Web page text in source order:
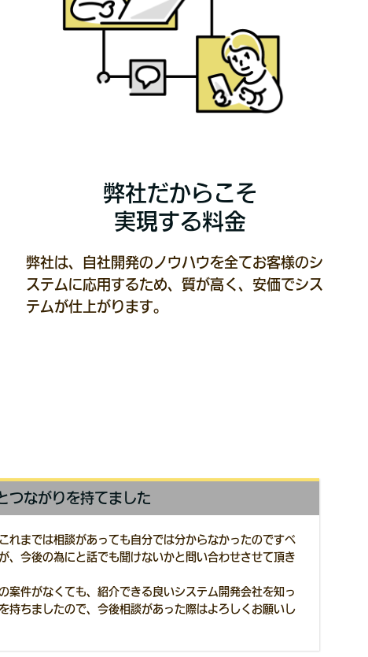
弊社だからこそ
実現する料金
弊社は、自社開発のノウハウを全てお客様のシ
ステムに応用するため、質が高く、安価でシス
テムが仕上がります。
つながりを持てました
れまでは相談があっても自分では分からなかったのですべ
、今後の為にと話でも聞けないかと問い合わせさせて頂き
案件がなくても、紹介できる良いシステム開発会社を知っ
持ちましたので、今後相談があった際はよろしくお願いし